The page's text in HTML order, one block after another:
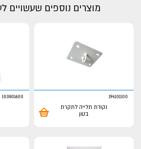
מוצרים נוספים שעשויים
194101100
נקודת תלייה לתקרת
בטון
100801600